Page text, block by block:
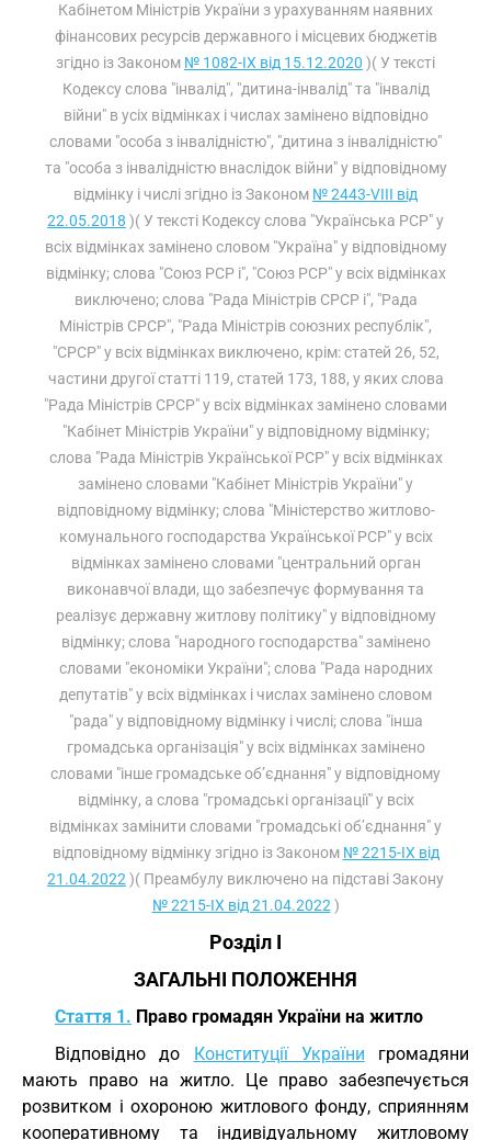
Кабінетом Міністрів України з урахуванням наявних
фінансових ресурсів державного і місцевих бюджетів
згідно із Законом № 1082-IX від 15.12.2020 )( У тексті
Кодексу слова "інвалід", "дитина-інвалід" та "інвалід
війни" в усіх відмінках і числах замінено відповідно
словами "особа з інвалідністю", "дитина з інвалідністю"
та "особа з інвалідністю внаслідок війни" у відповідному
відмінку і числі згідно із Законом № 2443-VIII від
22.05.2018 )( У тексті Кодексу слова "Українська РСР" у
всіх відмінках замінено словом "Україна" у відповідному
відмінку; слова "Союз РСР і", "Союз РСР" у всіх відмінках
виключено; слова "Рада Міністрів СРСР і", "Рада
Міністрів СРСР", "Рада Міністрів союзних республік",
"СРСР" у всіх відмінках виключено, крім: статей 26, 52,
частини другої статті 119, статей 173, 188, у яких слова
"Рада Міністрів СРСР" у всіх відмінках замінено словами
"Кабінет Міністрів України" у відповідному відмінку;
слова "Рада Міністрів Української РСР" у всіх відмінках
замінено словами "Кабінет Міністрів України" у
відповідному відмінку; слова "Міністерство житлово-
комунального господарства Української РСР" у всіх
відмінках замінено словами "центральний орган
виконавчої влади, що забезпечує формування та
реалізує державну житлову політику" у відповідному
відмінку; слова "народного господарства" замінено
словами "економіки України"; слова "Рада народних
депутатів" у всіх відмінках і числах замінено словом
"рада" у відповідному відмінку і числі; слова "інша
громадська організація" у всіх відмінках замінено
словами "інше громадське об’єднання" у відповідному
відмінку, а слова "громадські організації" у всіх
відмінках замінити словами "громадські об’єднання" у
відповідному відмінку згідно із Законом № 2215-IX від
21.04.2022 )( Преамбулу виключено на підставі Закону
№ 2215-IX від 21.04.2022 )
Розділ I
ЗАГАЛЬНІ ПОЛОЖЕННЯ
Стаття 1. Право громадян України на житло
Відповідно до Конституції України громадяни
мають право на житло. Це право забезпечується
розвитком і охороною житлового фонду, сприянням
кооперативному та індивідуальному житловому